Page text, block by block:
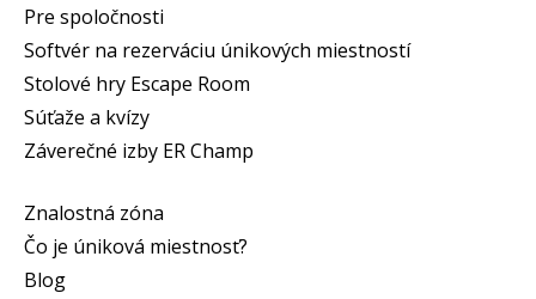
Pre spoločnosti
Softvér na rezerváciu únikových miestností
Stolové hry Escape Room
Súťaže a kvízy
Záverečné izby ER Champ
Znalostná zóna
Čo je úniková miestnosť?
Blog